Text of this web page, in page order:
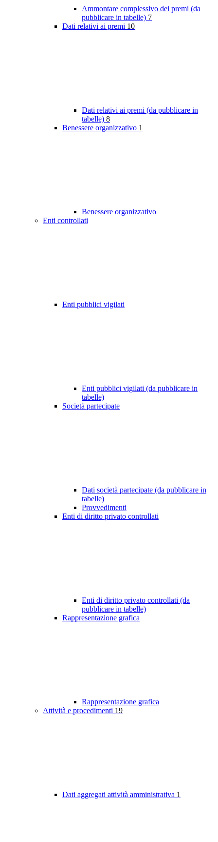
Ammontare complessivo dei premi (da
pubblicare in tabelle) 7
Dati relativi ai premi 10
Dati relativi ai premi (da pubblicare in
tabelle) 8
Benessere organizzativo 1
Benessere organizzativo
Enti controllati
Enti pubblici vigilati
Enti pubblici vigilati (da pubblicare in
tabelle)
Società partecipate
Dati società partecipate (da pubblicare in
tabelle)
Provvedimenti
Enti di diritto privato controllati
Enti di diritto privato controllati (da
pubblicare in tabelle)
Rappresentazione grafica
Rappresentazione grafica
Attività e procedimenti 19
Dati aggregati attività amministrativa 1